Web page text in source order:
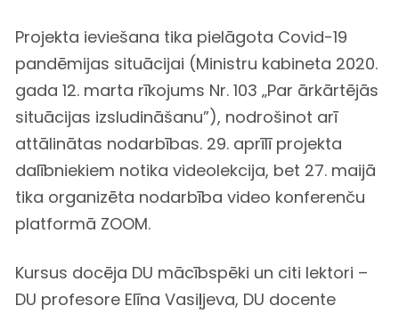
Projekta ieviešana tika pielāgota Covid-19
pandēmijas situācijai (Ministru kabineta 2020.
gada 12. marta rīkojums Nr. 103 „Par ārkārtējās
situācijas izsludināšanu”), nodrošinot arī
attālinātas nodarbības. 29. aprīlī projekta
dalībniekiem notika videolekcija, bet 27. maijā
tika organizēta nodarbība video konferenču
platformā ZOOM.
Kursus docēja DU mācībspēki un citi lektori –
DU profesore Elīna Vasiļjeva, DU docente